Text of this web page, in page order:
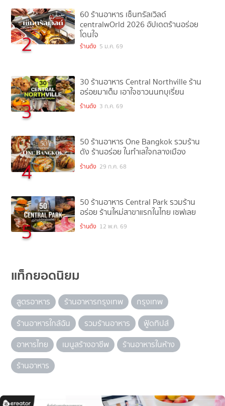
2
60 ร้านอาหาร เซ็นทรัลเวิลด์
centralwOrld 2026 อัปเดตร้านอร่อย
โดนใจ
ร้านดัง 5 ม.ค. 69
3
30 ร้านอาหาร Central Northville ร้าน
อร่อยมาเต็ม เอาใจชาวนนทบุเรี่ยน
ร้านดัง 3 ก.ค. 69
4
50 ร้านอาหาร One Bangkok รวมร้าน
ดัง ร้านอร่อย ในทำเลใจกลางเมือง
ร้านดัง 29 ก.ค. 68
5
50 ร้านอาหาร Central Park รวมร้าน
อร่อย ร้านใหม่สาขาแรกในไทย เซฟเลย
ร้านดัง 12 พ.ค. 69
แท็กยอดนิยม
สูตรอาหาร ร้านอาหารกรุงเทพ
กรุงเทพ
ร้านอาหารใกล้ฉัน
รวมร้านอาหาร
ฟู้ดทิปส์
อาหารไทย
เมนูสร้างอาชีพ
ร้านอาหารในห้าง
ร้านอาหาร